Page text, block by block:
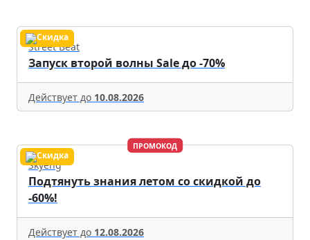
Street Beat
Запуск второй волны Sale до -70%
Действует до 10.08.2026
ПРОМОКОД
Skyeng
Подтянуть знания летом со скидкой до
-60%!
Действует до 12.08.2026